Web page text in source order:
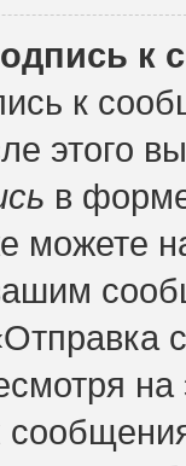
к
к
этого
в
можете